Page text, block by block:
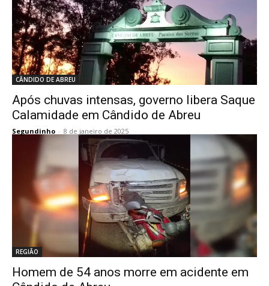
CÂNDIDO DE ABREU
Após chuvas intensas, governo libera Saque
Calamidade em Cândido de Abreu
Segundinho - 8 de janeiro de 2025
REGIÃO
Homem de 54 anos morre em acidente em